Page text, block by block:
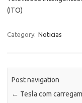
(ITO)
Category: Noticias
Post navigation
← Tesla com